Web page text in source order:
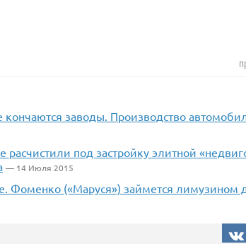
заводы. Производство
под застройку элитной
— 14 Июля 2015
Фоменко («Маруся») займется лимузином